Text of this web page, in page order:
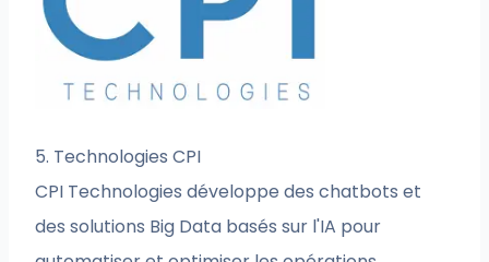
5. Technologies CPI
CPI Technologies développe des chatbots et
des solutions Big Data basés sur l'IA pour